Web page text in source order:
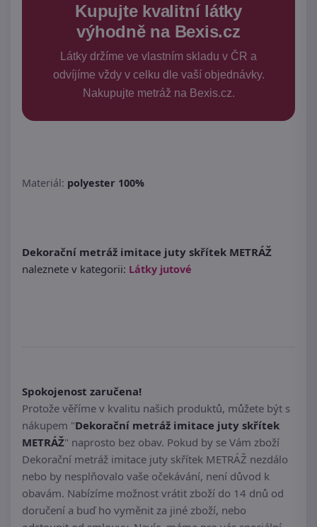
Kupujte kvalitní látky
výhodně na Bexis.cz
Látky držíme ve vlastním skladu v ČR a
odvíjíme vždy v celku dle vaší objednávky.
Nakupujte metráž na Bexis.cz.
Materiál: polyester 100%
Dekorační metráž imitace juty skřítek METRÁŽ
naleznete v kategorii: Látky jutové
Spokojenost zaručena!
Protože věříme v kvalitu našich produktů, můžete být s
nákupem "Dekorační metráž imitace juty skřítek
METRÁŽ" naprosto bez obav. Pokud by se Vám zboží
Dekorační metráž imitace juty skřítek METRÁŽ nezdálo
nebo by nesplňovalo vaše očekávání, není důvod k
obavám. Nabízíme možnost vrátit zboží do 14 dnů od
doručení a buď ho vyměnit za jiné zboží, nebo